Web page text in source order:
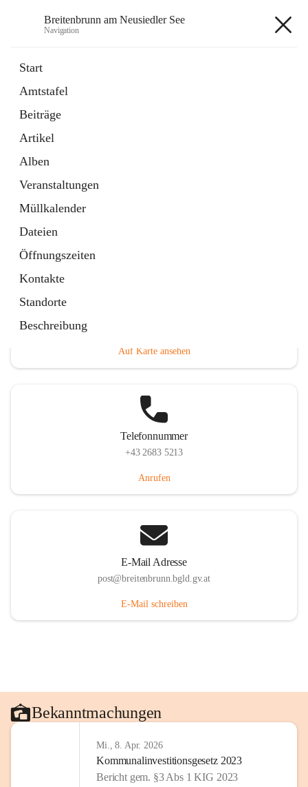
Breitenbrunn am Neusiedler See
Navigation
Start
Amtstafel
Beiträge
Artikel
Alben
Veranstaltungen
Müllkalender
Dateien
Öffnungszeiten
Kontakte
Standorte
Beschreibung
18 Schnellzugriffe
Gemeindeservice
Auf Karte ansehen
Telefonnummer
+43 2683 5213
Anrufen
E-Mail Adresse
post@breitenbrunn.bgld.gv.at
E-Mail schreiben
Bekanntmachungen
Mi., 8. Apr. 2026
Kommunalinvestitionsgesetz 2023
Bericht gem. §3 Abs 1 KIG 2023